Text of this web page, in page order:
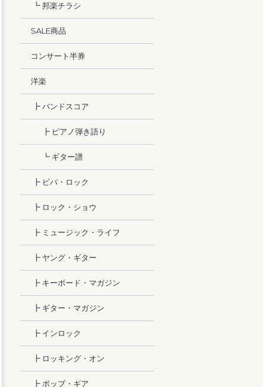
┗ 邦楽チラシ
SALE商品
コンサート半券
洋楽
┣ バンドスコア
┣ ピアノ弾き語り
┗ ギター譜
┣ ビバ・ロック
┣ ロック・ショウ
┣ ミュージック・ライフ
┣ ヤング・ギター
┣ キーボード・マガジン
┣ ギター・マガジン
┣ インロック
┣ ロッキング・オン
┣ ポップ・ギア